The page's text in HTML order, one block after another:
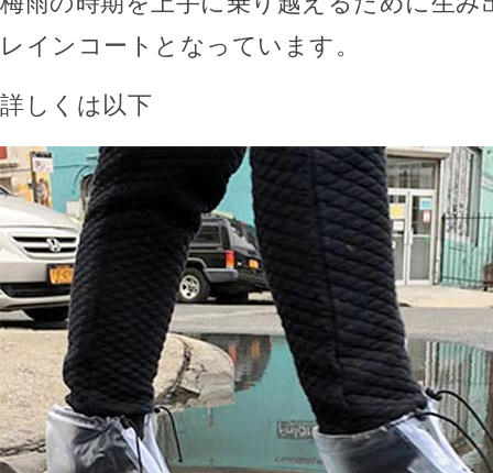
レインコートとなっています。
詳しくは以下